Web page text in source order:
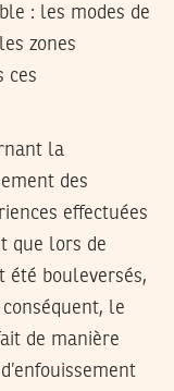
: les modes de
zones
ces
la
des
effectuées
que lors de
été bouleversés,
le
de manière